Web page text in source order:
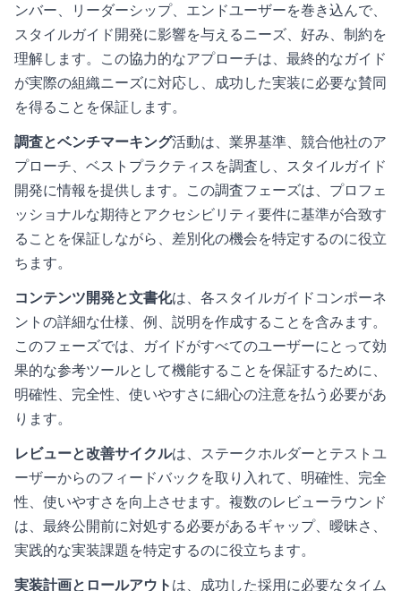
ンバー、リーダーシップ、エンドユーザーを巻き込んで、
スタイルガイド開発に影響を与えるニーズ、好み、制約を
理解します。この協力的なアプローチは、最終的なガイド
が実際の組織ニーズに対応し、成功した実装に必要な賛同
を得ることを保証します。
調査とベンチマーキング活動は、業界基準、競合他社のア
プローチ、ベストプラクティスを調査し、スタイルガイド
開発に情報を提供します。この調査フェーズは、プロフェ
ッショナルな期待とアクセシビリティ要件に基準が合致す
ることを保証しながら、差別化の機会を特定するのに役立
ちます。
コンテンツ開発と文書化は、各スタイルガイドコンポーネ
ントの詳細な仕様、例、説明を作成することを含みます。
このフェーズでは、ガイドがすべてのユーザーにとって効
果的な参考ツールとして機能することを保証するために、
明確性、完全性、使いやすさに細心の注意を払う必要があ
ります。
レビューと改善サイクルは、ステークホルダーとテストユ
ーザーからのフィードバックを取り入れて、明確性、完全
性、使いやすさを向上させます。複数のレビューラウンド
は、最終公開前に対処する必要があるギャップ、曖昧さ、
実践的な実装課題を特定するのに役立ちます。
実装計画とロールアウト は、成功した採用に必要なタイム